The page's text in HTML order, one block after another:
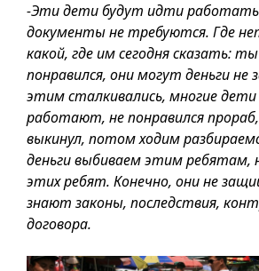
-Эти дети будут идти
документы не требуются. Где
какой, где им сегодня сказать: ты
понравился, они могут деньги
этим сталкивались, многие
работают, не понравился
выкинул, потом ходим
деньги выбиваем этим
этих ребят. Конечно, они не
знают законы, последствия,
договора.